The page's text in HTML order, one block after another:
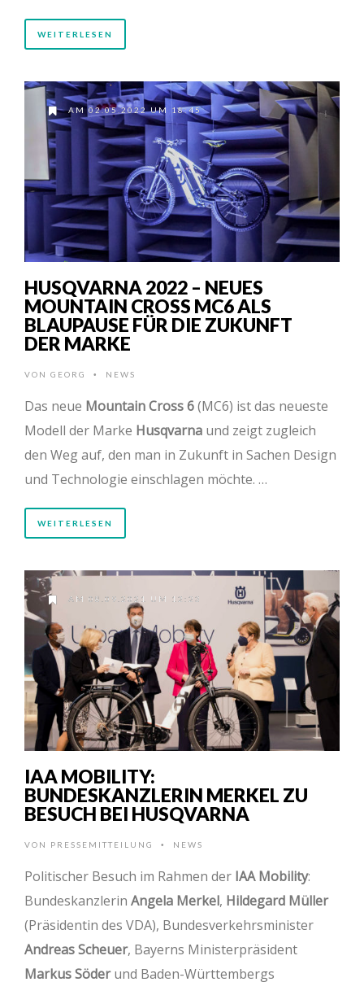
WEITERLESEN
AM 02.05.2022 UM 18:45
HUSQVARNA 2022 – NEUES
MOUNTAIN CROSS MC6 ALS
BLAUPAUSE FÜR DIE ZUKUNFT
DER MARKE
VON GEORG • NEWS
Das neue Mountain Cross 6(MC6) ist das neueste
Modell der Marke Husqvarna und zeigt zugleich
den Weg auf, den man in Zukunft in Sachen Design
und Technologie einschlagen möchte. …
WEITERLESEN
AM 08.09.2021 UM 12:23
IAA MOBILITY:
BUNDESKANZLERIN MERKEL ZU
BESUCH BEI HUSQVARNA
VON PRESSEMITTEILUNG • NEWS
Politischer Besuch im Rahmen der IAA Mobility:
Bundeskanzlerin Angela Merkel, Hildegard Müller
(Präsidentin des VDA), Bundesverkehrsminister
Andreas Scheuer, Bayerns Ministerpräsident
Markus Söderund Baden-Württembergs